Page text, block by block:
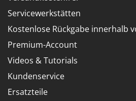
Servicewerkstätten
Kostenlose Rückgabe innerhalb
Premium-Account
Videos & Tutorials
Kundenservice
Ersatzteile